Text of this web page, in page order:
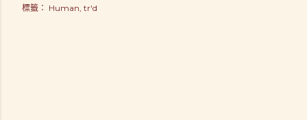
標籤： Human tr'd